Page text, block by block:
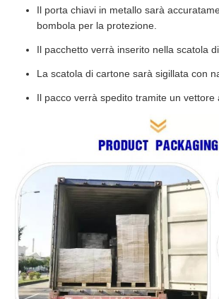
Il porta chiavi in metallo sarà
bombola per la protezione.
Il pacchetto verrà inserito nella scatola
La scatola di cartone sarà sigillata con
Il pacco verrà spedito tramite un vettore